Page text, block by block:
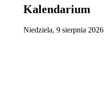
Kalendarium
Niedziela, 9 sierpnia 2026